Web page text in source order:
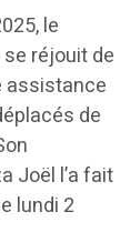
le
réjouit de
assistance
de
Joël l’a fait
lundi 2